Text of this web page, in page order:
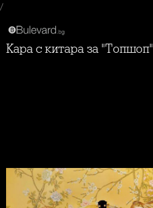
/
Кара с китара за "Топшоп"